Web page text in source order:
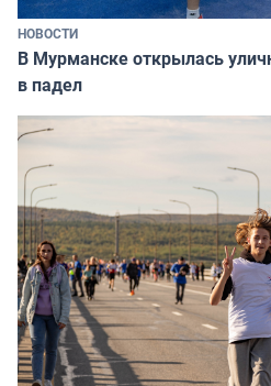
НОВОСТИ
В Мурманске открылась
в падел